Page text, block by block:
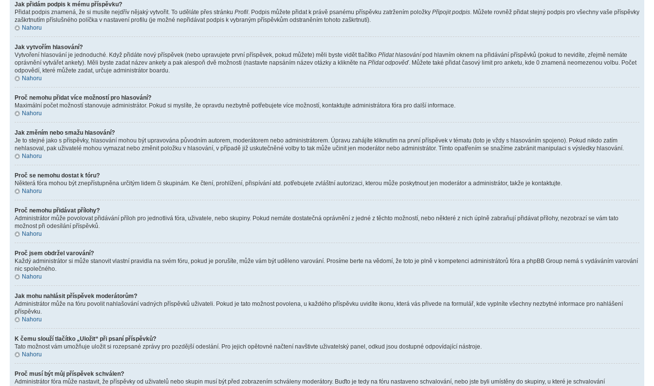
Jak přidám podpis k mému příspěvku?
Přidat podpis znamená, že si musíte nejdřív nějaký vytvořit. To uděláte přes stránku Profil . Podpis můžete přidat k právě psanému příspěvku zatržením položky Připojit podpis . Můžete rovněž přidat stejný podpis pro všechny vaše příspěvky
zaškrtnutím příslušného políčka v nastavení profilu (je možné nepřidávat podpis k vybraným příspěvkům odstraněním tohoto zaškrtnutí).
Nahoru
Jak vytvořím hlasování?
Vytvoření hlasování je jednoduché. Když přidáte nový příspěvek (nebo upravujete první příspěvek, pokud můžete) měli byste vidět tlačítko Přidat hlasovánípod hlavním oknem na přidávání příspěvků (pokud to nevidíte, zřejmě nemáte
oprávnění vytvářet ankety). Měli byste zadat název ankety a pak alespoň dvě možnosti (nastavte napsáním název otázky a klikněte na Přidat odpověď. Můžete také přidat časový limit pro anketu, kde 0 znamená neomezenou volbu. Počet
odpovědí, které můžete zadat, určuje administrátor boardu.
Nahoru
Proč nemohu přidat více možností pro hlasování?
Maximální počet možností stanovuje administrátor. Pokud si myslíte, že opravdu nezbytně potřebujete více možností, kontaktujte administrátora fóra pro další informace.
Nahoru
Jak změním nebo smažu hlasování?
Je to stejné jako s příspěvky, hlasování mohou být upravována původním autorem, moderátorem nebo administrátorem. Úpravu zahájíte kliknutím na první příspěvek v tématu (toto je vždy s hlasováním spojeno). Pokud nikdo zatím
nehlasoval, pak uživatelé mohou vymazat nebo změnit položku v hlasování, v případě již uskutečněné volby to tak může učinit jen moderátor nebo administrátor. Tímto opatřením se snažíme zabránit manipulaci s výsledky hlasování.
Nahoru
Proč se nemohu dostat k fóru?
Některá fóra mohou být znepřístupněna určitým lidem či skupinám. Ke čtení, prohlížení, přispívání atd. potřebujete zvláštní autorizaci, kterou může poskytnout jen moderátor a administrátor, takže je kontaktujte.
Nahoru
Proč nemohu přidávat přílohy?
Administrátor může povolovat přidávání příloh pro jednotlivá fóra, uživatele, nebo skupiny. Pokud nemáte dostatečná oprávnění z jedné z těchto možností, nebo některé z nich úplně zabraňují přidávat přílohy, nezobrazí se vám tato
možnost při odesílání příspěvků.
Nahoru
Proč jsem obdržel varování?
Každý administrátor si může stanovit vlastní pravidla na svém fóru, pokud je porušíte, může vám být uděleno varování. Prosíme berte na vědomí, že toto je plně v kompetenci administrátorů fóra a phpBB Group nemá s vydáváním varování
nic společného.
Nahoru
Jak mohu nahlásit příspěvek moderátorům?
Administrátor může na fóru povolit nahlašování vadných příspěvků uživateli. Pokud je tato možnost povolena, u každého příspěvku uvidíte ikonu, která vás přivede na formulář, kde vyplníte všechny nezbytné informace pro nahlášení
příspěvku.
Nahoru
K čemu slouží tlačítko „Uložit“ při psaní příspěvků?
Tato možnost vám umožňuje uložit si rozepsané zprávy pro pozdější odeslání. Pro jejich opětovné načtení navštivte uživatelský panel, odkud jsou dostupné odpovídající nástroje.
Nahoru
Proč musí být můj příspěvek schválen?
Administrátor fóra může nastavit, že příspěvky od uživatelů nebo skupin musí být před zobrazením schváleny moderátory. Buďto je tedy na fóru nastaveno schvalování, nebo jste byli umístěny do skupiny, u které je schvalování